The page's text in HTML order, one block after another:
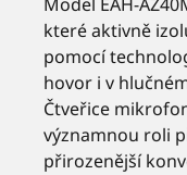
které aktivně
pomocí
hovor i v
Čtveřice
významnou roli
přirozenější